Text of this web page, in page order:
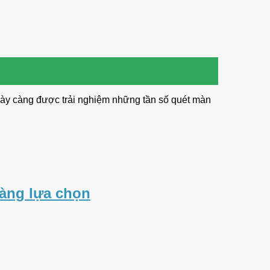
càng được trải nghiệm những tần số quét màn
lựa chọn